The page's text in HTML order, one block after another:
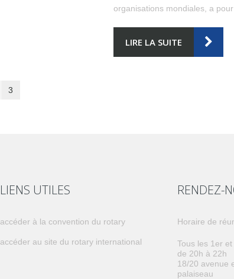
organisations mondiales, a
LIRE LA SUITE
3
LIENS UTILES
accéder à la convention du rotary
accéder au site du rotary international
RENDEZ-
horaire de
tous les 1er et 3ème mercredis du mois
de 20h à 22h
18/20 avenue
palaiseau